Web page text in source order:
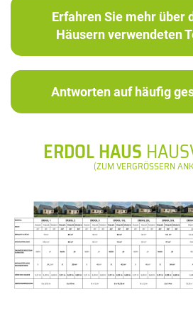
Erfahren Sie mehr über
Häusern verwendeten
Antworten auf häufig
ERDOL HAUS
(ZUM VERGRÖSSERN